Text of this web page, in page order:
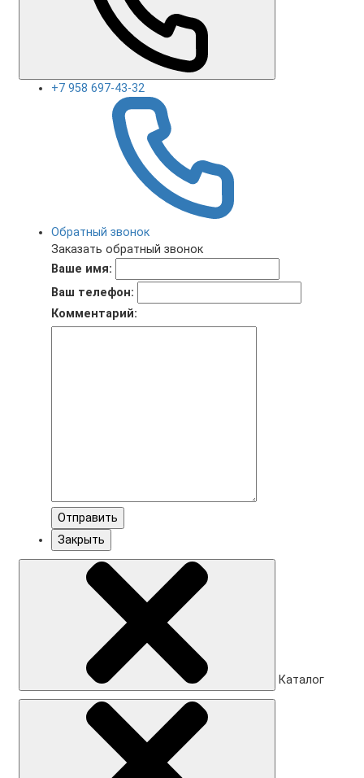
+7 958 697-43-32
Обратный звонок
Заказать обратный звонок
Ваше имя:
Ваш телефон:
Комментарий:
Отправить
Закрыть
Каталог